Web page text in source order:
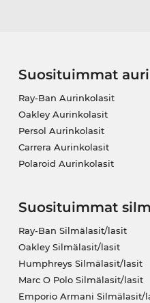
Suosituimmat
Ray-Ban Aurinkolasit
Oakley Aurinkolasit
Persol Aurinkolasit
Carrera Aurinkolasit
Polaroid Aurinkolasit
Suosituimmat
Ray-Ban Silmälasit/lasit
Oakley Silmälasit/lasit
Humphreys Silmälasit/lasit
Marc O Polo Silmälasit/lasit
Emporio Armani Silmälasit/